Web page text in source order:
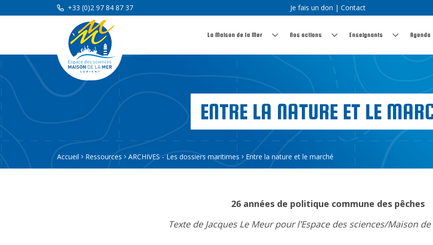
+33 (0)2 97 84 87 37 Je fais un don | Contact
La Maison de la Mer Nos actions Enseignants Agenda
ENTRE LA NATURE ET LE
Accueil Ressources ARCHIVES - Les dossiers maritimes Entre la nature et le marché
26 années de politique commune des pêches
Texte de Jacques Le Meur pour l’Espace des sciences/Maison